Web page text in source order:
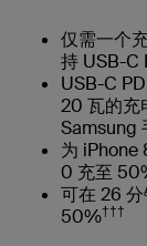
仅需一个
持 USB-C
USB-C
20 瓦的充
Samsung
为 iPhone
0 充至
可在 26
50%†††